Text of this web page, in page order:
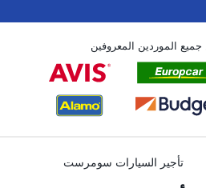
الموردين المعروفين
تأجير السيارات سومرست